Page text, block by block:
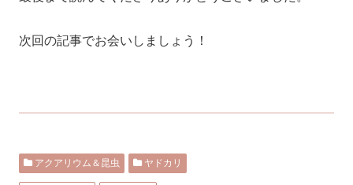
次回の記事でお会いしましょう！
アクアリウム＆昆虫 ヤドカリ